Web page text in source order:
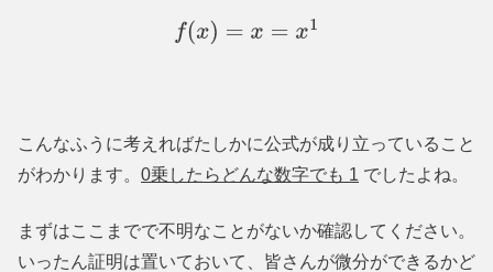
f( x)=x =x 1
こんなふうに考えればたしかに公式が成り立っていること
がわかります。 0乗したらどんな数字でも 1 でしたよね。
まずはここまでで不明なことがないか確認してください。
いったん証明は置いておいて、皆さんが微分ができるかど